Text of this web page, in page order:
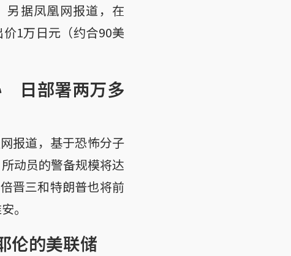
另据凤凰网报道，在
1万日元（约合90美
日部署两万多
报道，基于恐怖分子
动员的警备规模将达
晋三和特朗普也将前
。
伦的美联储